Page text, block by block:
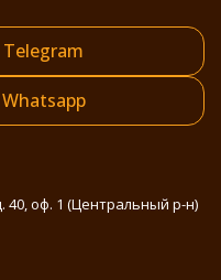
40, оф. 1 (Центральный р-н)